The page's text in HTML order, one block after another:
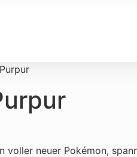
voller neuer Pokémon,